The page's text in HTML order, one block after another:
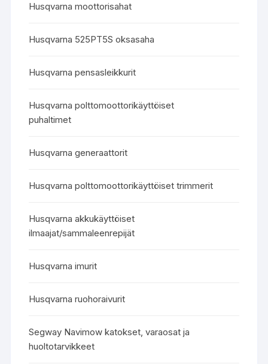
Husqvarna moottorisahat
Husqvarna 525PT5S oksasaha
Husqvarna pensasleikkurit
Husqvarna polttomoottorikäyttöiset
puhaltimet
Husqvarna generaattorit
Husqvarna polttomoottorikäyttöiset trimmerit
Husqvarna akkukäyttöiset
ilmaajat/sammaleenrepijät
Husqvarna imurit
Husqvarna ruohoraivurit
Segway Navimow katokset, varaosat ja
huoltotarvikkeet